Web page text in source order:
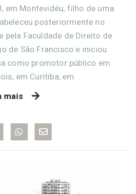
em Montevidéu, filho de uma
posteriormente no
pela Faculdade de Direito de
de São Francisco e iniciou
como promotor público em
em Curitiba, em
mais